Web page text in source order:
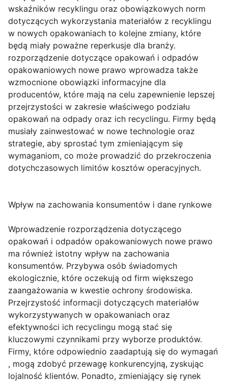
wskaźników recyklingu oraz obowiązkowych norm
dotyczących wykorzystania materiałów z recyklingu
w nowych opakowaniach to kolejne zmiany, które
będą miały poważne reperkusje dla branży.
rozporządzenie dotyczące opakowań i odpadów
opakowaniowych nowe prawo wprowadza także
wzmocnione obowiązki informacyjne dla
producentów, które mają na celu zapewnienie lepszej
przejrzystości w zakresie właściwego podziału
opakowań na odpady oraz ich recyclingu. Firmy będą
musiały zainwestować w nowe technologie oraz
strategie, aby sprostać tym zmieniającym się
wymaganiom, co może prowadzić do przekroczenia
dotychczasowych limitów kosztów operacyjnych.
Wpływ na zachowania konsumentów i dane rynkowe
Wprowadzenie rozporządzenia dotyczącego
opakowań i odpadów opakowaniowych nowe prawo
ma również istotny wpływ na zachowania
konsumentów. Przybywa osób świadomych
ekologicznie, które oczekują od firm większego
zaangażowania w kwestie ochrony środowiska.
Przejrzystość informacji dotyczących materiałów
wykorzystywanych w opakowaniach oraz
efektywności ich recyclingu mogą stać się
kluczowymi czynnikami przy wyborze produktów.
Firmy, które odpowiednio zaadaptują się do wymagań
, mogą zdobyć przewagę konkurencyjną, zyskując
lojalność klientów. Ponadto, zmieniający się rynek